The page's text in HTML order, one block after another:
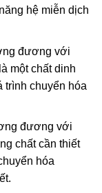
hệ miễn dịch
đương với
một chất dinh
trình chuyển hóa
đương với
chất cần thiết
hóa